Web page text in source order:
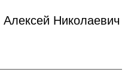
Николаевич